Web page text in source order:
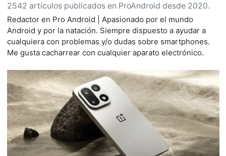
2542 artículos publicados en ProAndroid desde 2020.
Redactor en Pro Android | Apasionado por el mundo
Android y por la natación. Siempre dispuesto a ayudar a
cualquiera con problemas y/o dudas sobre smartphones.
Me gusta cacharrear con cualquier aparato electrónico.